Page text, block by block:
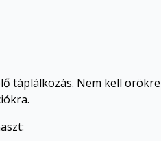
táplálkozás. Nem kell örökre